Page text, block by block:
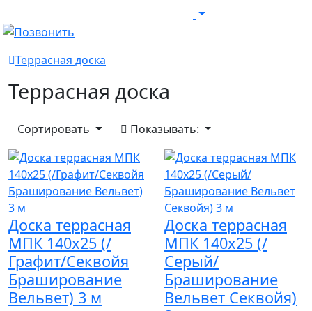
Террасная доска
Террасная доска
Сортировать Показывать:
Доска террасная
МПК 140х25 (/
Графит/Секвойя
Браширование
Вельвет) 3 м
Доска террасная
МПК 140х25 (/
Серый/
Браширование
Вельвет Секвойя)